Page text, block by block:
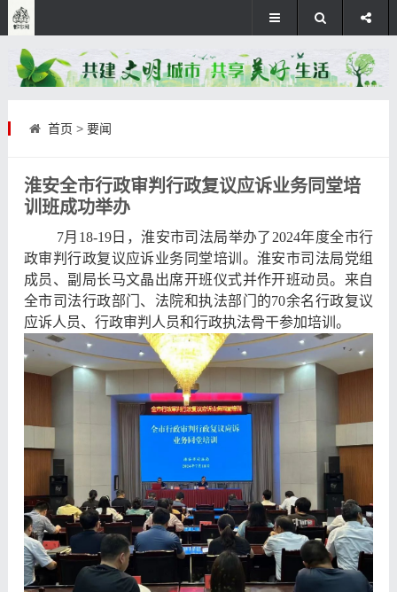
首页 > 要闻
淮安全市行政审判行政复议应诉业务同堂培
训班成功举办
7月18-19日，淮安市司法局举办了2024年度全市行
政审判行政复议应诉业务同堂培训。淮安市司法局党组
成员、副局长马文晶出席开班仪式并作开班动员。来自
全市司法行政部门、法院和执法部门的70余名行政复议
应诉人员、行政审判人员和行政执法骨干参加培训。